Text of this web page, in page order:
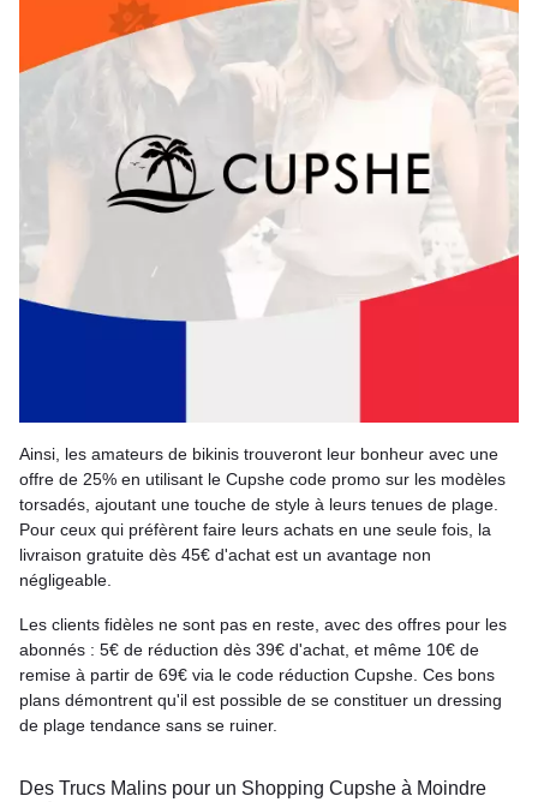
Ainsi, les amateurs de bikinis trouveront leur bonheur avec une
offre de 25% en utilisant le Cupshe code promo sur les modèles
torsadés, ajoutant une touche de style à leurs tenues de plage.
Pour ceux qui préfèrent faire leurs achats en une seule fois, la
livraison gratuite dès 45€ d'achat est un avantage non
négligeable.
Les clients fidèles ne sont pas en reste, avec des offres pour les
abonnés : 5€ de réduction dès 39€ d'achat, et même 10€ de
remise à partir de 69€ via le code réduction Cupshe. Ces bons
plans démontrent qu'il est possible de se constituer un dressing
de plage tendance sans se ruiner.
Des Trucs Malins pour un Shopping Cupshe à Moindre